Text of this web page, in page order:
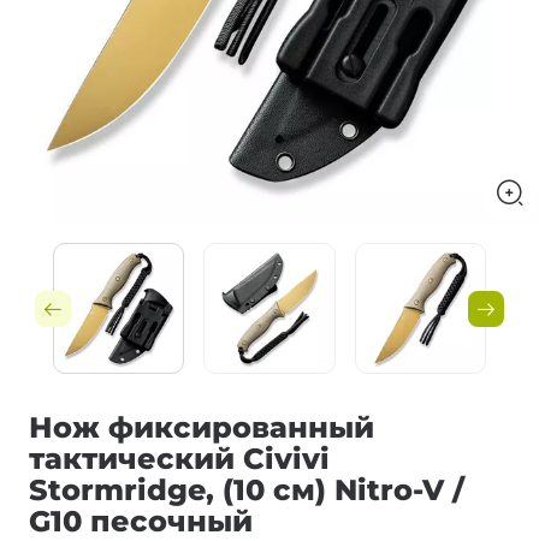
Нож фиксированный
тактический Civivi
Stormridge, (10 см) Nitro-V /
G10 песочный